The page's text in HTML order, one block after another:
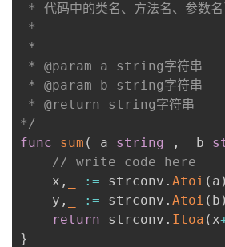
* 代码中的类名、方法名、参数
*
*
* @param a string字符串
* @param b string字符串
* @return string字符串
*/
func
sum ( a string ,
  b
// write code here
    x
, := strconv . Atoi ( a )
    y
, := strconv . Atoi ( b )
return strconv . Itoa ( x
}